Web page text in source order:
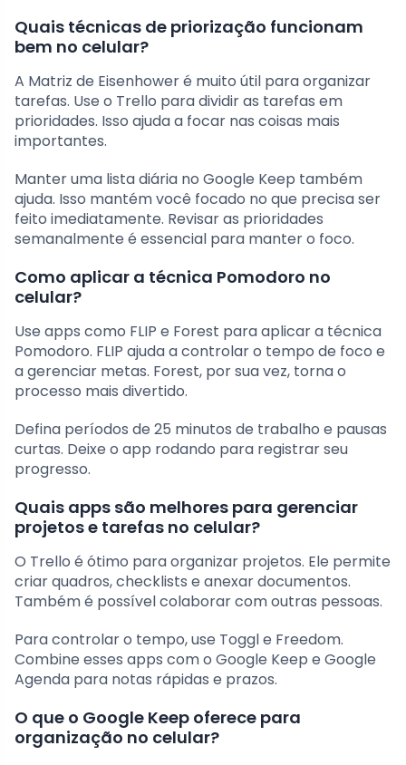
Quais técnicas de priorização funcionam
bem no celular?
A Matriz de Eisenhower é muito útil para organizar
tarefas. Use o Trello para dividir as tarefas em
prioridades. Isso ajuda a focar nas coisas mais
importantes.
Manter uma lista diária no Google Keep também
ajuda. Isso mantém você focado no que precisa ser
feito imediatamente. Revisar as prioridades
semanalmente é essencial para manter o foco.
Como aplicar a técnica Pomodoro no
celular?
Use apps como FLIP e Forest para aplicar a técnica
Pomodoro. FLIP ajuda a controlar o tempo de foco e
a gerenciar metas. Forest, por sua vez, torna o
processo mais divertido.
Defina períodos de 25 minutos de trabalho e pausas
curtas. Deixe o app rodando para registrar seu
progresso.
Quais apps são melhores para gerenciar
projetos e tarefas no celular?
O Trello é ótimo para organizar projetos. Ele permite
criar quadros, checklists e anexar documentos.
Também é possível colaborar com outras pessoas.
Para controlar o tempo, use Toggl e Freedom.
Combine esses apps com o Google Keep e Google
Agenda para notas rápidas e prazos.
O que o Google Keep oferece para
organização no celular?